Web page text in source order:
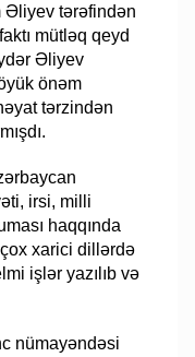
Əliyev tərəfindən
mütləq qeyd
Əliyev
önəm
tərzindən
irsi, milli
haqqında
xarici dillərdə
işlər yazılıb və
nümayəndəsi